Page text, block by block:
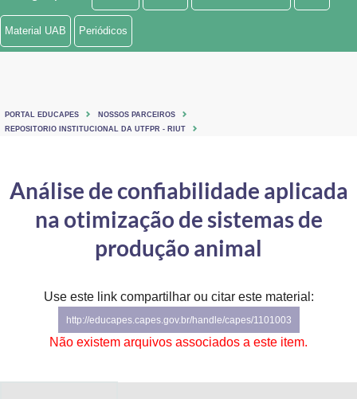
Ministério de Minas e Energia
Ministério do Turismo
Controladoria-Geral da União
Ministério da Mulher, da Família e dos Direitos Humanos
Secretaria de Governo
Gabinete de Segurança Institucional
Material UAB Periódicos
PORTAL EDUCAPES
NOSSOS PARCEIROS
REPOSITORIO INSTITUCIONAL DA UTFPR - RIUT
Análise de confiabilidade aplicada
na otimização de sistemas de
produção animal
Use este link compartilhar ou citar este material:
http://educapes.capes.gov.br/handle/capes/1101003
Não existem arquivos associados a este item.